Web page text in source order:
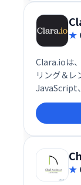
Clara.ioは
リング＆レ
JavaScript
し、イン
ム共同作業
イル形式
カメラ・ラ
直感的な操
レンダリ
ます。